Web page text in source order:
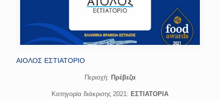
ΑΙΟΛΟΣ ΕΣΤΙΑΤΟΡΙΟ
Περιοχή: Πρέβεζα
Κατηγορία διάκρισης 2021: ΕΣΤΙΑΤΟΡΙΑ